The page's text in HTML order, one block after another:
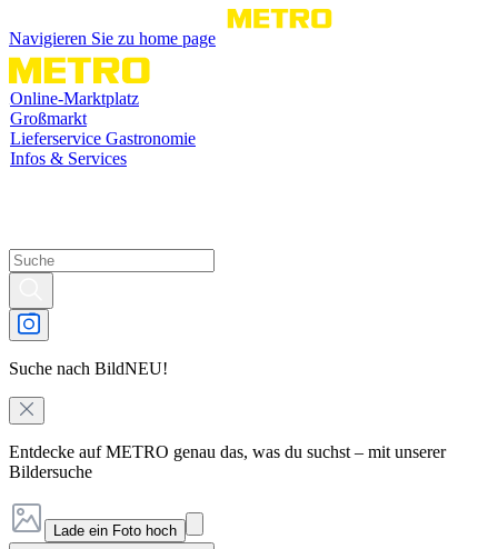
Navigieren Sie zu home page
Online-Marktplatz
Großmarkt
Lieferservice Gastronomie
Infos & Services
Suche nach BildNEU!
Entdecke auf METRO genau das, was du suchst – mit unserer
Bildersuche
Lade ein Foto hoch